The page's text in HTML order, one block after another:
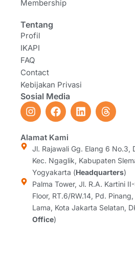
Membership
Tentang
Profil
IKAPI
FAQ
Contact
Kebijakan Privasi
Sosial Media
I
n
t
a
g
r
a
m
F
a
e
b
o
o
k
L
i
e
d
i
n
T
h
a
d
s
Alamat Kami
Jl. Rajawali Gg. Elang 6 No.3,
Kec. Ngaglik, Kabupaten
Yogyakarta (Headquarters)
Palma Tower, Jl. R.A. Kartini
Floor, RT.6/RW.14, Pd.
Lama, Kota Jakarta Selatan,
Office)